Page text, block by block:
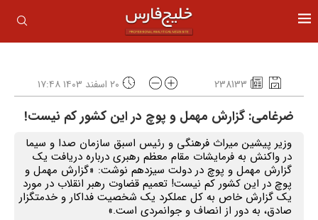
238133 ۲۰ اسفند ۱۴۰۳ ۱۷:۴۸
ضرغامی: گزارش مهمل و پوچ در این کشور کم نیست!
وزیر پیشین میراث فرهنگی و رئیس اسبق سازمان صدا و سیما
در واکنش به فرمایشات مقام معظم رهبری درباره دریافت یک
گزارش مهمل و پوچ در دولت سیزدهم نوشت: «گزارش مهمل و
پوچ در این کشور کم نیست! تعمیم قضاوت رهبر انقلاب در مورد
یک گزارش خاص به کل عملکرد یک شخصیت فداکار و خدمتگزار
صادق، به دور از انصاف و جوانمردی است.»